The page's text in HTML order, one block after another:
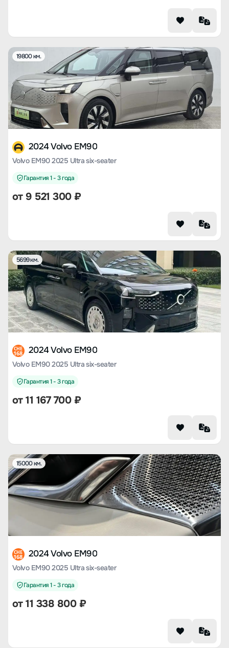
19800 км.
2024 Volvo EM90
Volvo EM90 2025 Ultra six-seater
Гарантия 1 - 3 года
от9 521 300₽
5699 км.
CHE
168 2024 Volvo EM90
Volvo EM90 2025 Ultra six-seater
Гарантия 1 - 3 года
от11 167 700₽
15000 км.
CHE
168 2024 Volvo EM90
Volvo EM90 2025 Ultra six-seater
Гарантия 1 - 3 года
от11 338 800₽